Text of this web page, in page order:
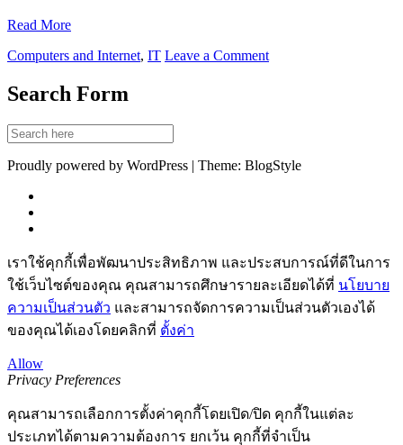
Read More
Computers and Internet, IT Leave a Comment
Search Form
Proudly powered by WordPress | Theme: BlogStyle
เราใช้คุกกี้เพื่อพัฒนาประสิทธิภาพ และประสบการณ์ที่ดีในการ
ใช้เว็บไซต์ของคุณ คุณสามารถศึกษารายละเอียดได้ที่ นโยบาย
ความเป็นส่วนตัว และสามารถจัดการความเป็นส่วนตัวเองได้
ของคุณได้เองโดยคลิกที่ ตั้งค่า
Allow
Privacy Preferences
คุณสามารถเลือกการตั้งค่าคุกกี้โดยเปิด/ปิด คุกกี้ในแต่ละ
ประเภทได้ตามความต้องการ ยกเว้น คุกกี้ที่จำเป็น